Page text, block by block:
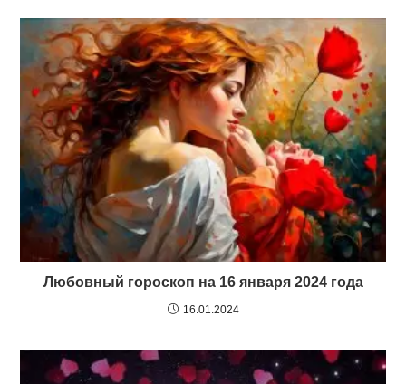
Любовный гороскоп на 16 января 2024 года
16.01.2024